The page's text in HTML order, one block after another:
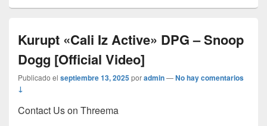
Kurupt «Cali Iz Active» DPG – Snoop
Dogg [Official Video]
Publicado el septiembre 13, 2025poradmin—No hay comentarios
↓
Contact Us on Threema